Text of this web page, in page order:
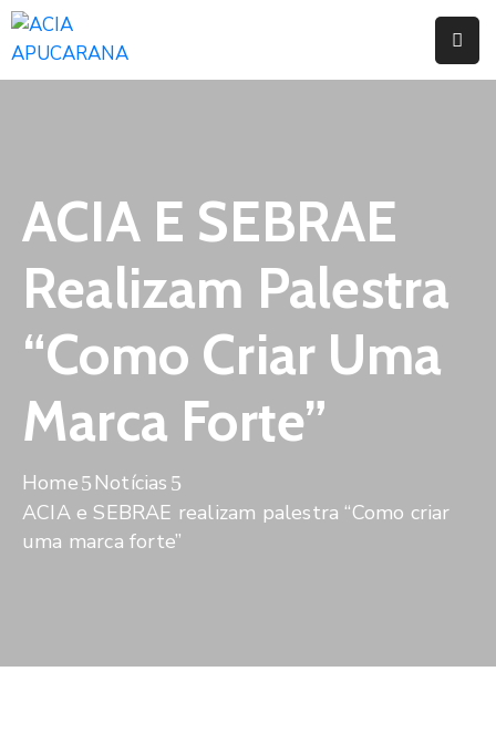
Serviços
Campanhas
Convênios
Benefícios
Fórum
Desenvolve
Instituto
De
ACIA E SEBRAE
Realizam Palestra
“Como Criar Uma
Marca Forte”
Home
Notícias
ACIA e SEBRAE realizam palestra “Como criar
uma marca forte”